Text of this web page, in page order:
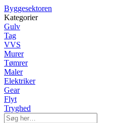
Byggesektoren
Kategorier
Gulv
Tag
VVS
Murer
Tømrer
Maler
Elektriker
Gear
Flyt
Tryghed